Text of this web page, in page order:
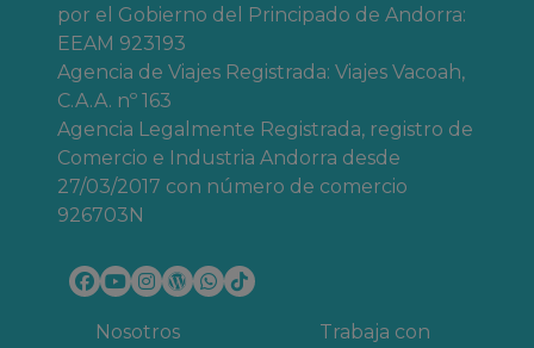
por el Gobierno del Principado de Andorra:
EEAM 923193
Agencia de Viajes Registrada: Viajes Vacoah,
C.A.A. nº 163
Agencia Legalmente Registrada, registro de
Comercio e Industria Andorra desde
27/03/2017 con número de comercio
926703N
Nosotros
Trabaja con